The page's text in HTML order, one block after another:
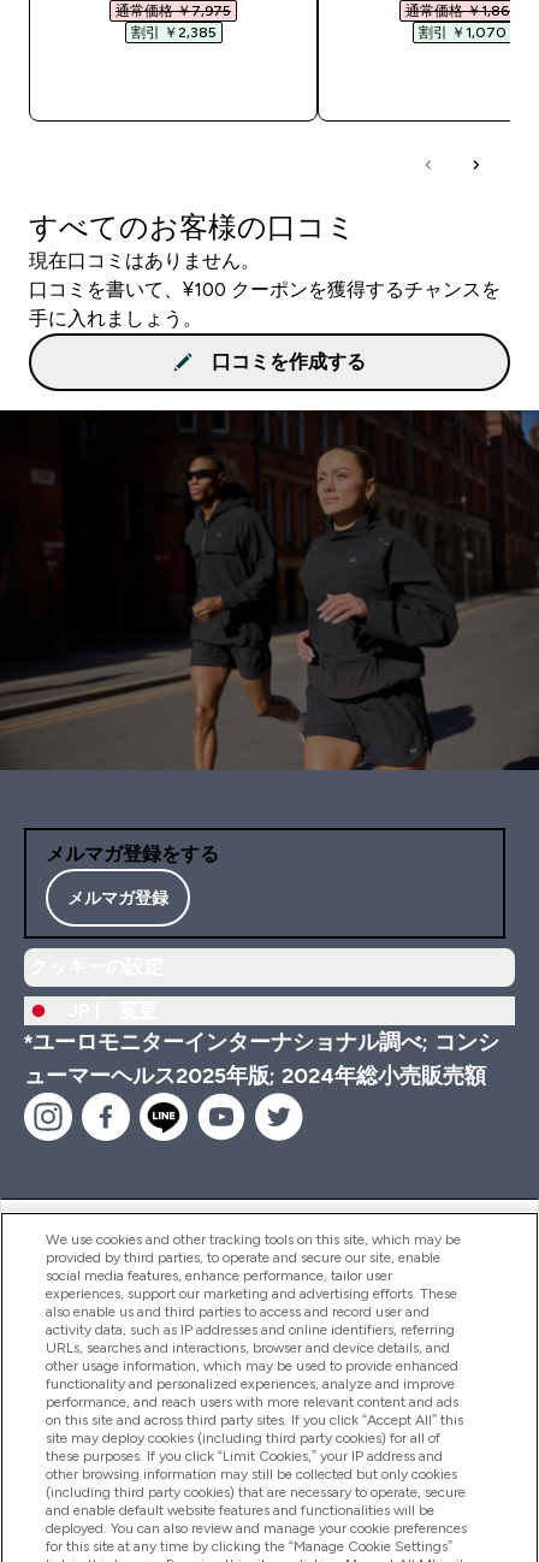
通常価格 ￥7,975‎
割引 ￥2,385‎
通常価格 ￥1,860‎
割引 ￥1,070‎
すべてのお客様の口コミ
現在口コミはありません。
口コミを書いて、¥100 クーポンを獲得するチャンスを
手に入れましょう。
口コミを作成する
メルマガ登録をする
メルマガ登録
*ユーロモニターインターナショナル調べ; コンシ
ューマーヘルス2025年版; 2024年総小売販売額
ヘルプ＆ガイド
商品について
会社概要
特典＆ポイント
We use cookies and other tracking tools on this site, which may be
provided by third parties, to operate and secure our site, enable
social media features, enhance performance, tailor user
experiences, support our marketing and advertising efforts. These
also enable us and third parties to access and record user and
activity data, such as IP addresses and online identifiers, referring
URLs, searches and interactions, browser and device details, and
other usage information, which may be used to provide enhanced
functionality and personalized experiences, analyze and improve
performance, and reach users with more relevant content and ads
on this site and across third party sites. If you click “Accept All” this
site may deploy cookies (including third party cookies) for all of
these purposes. If you click “Limit Cookies,” your IP address and
other browsing information may still be collected but only cookies
(including third party cookies) that are necessary to operate, secure
and enable default website features and functionalities will be
deployed. You can also review and manage your cookie preferences
for this site at any time by clicking the “Manage Cookie Settings”